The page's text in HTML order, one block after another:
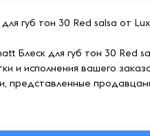
губ тон 30 Red salsa от
Блеск для губ тон 30
и исполнения вашего
представленные